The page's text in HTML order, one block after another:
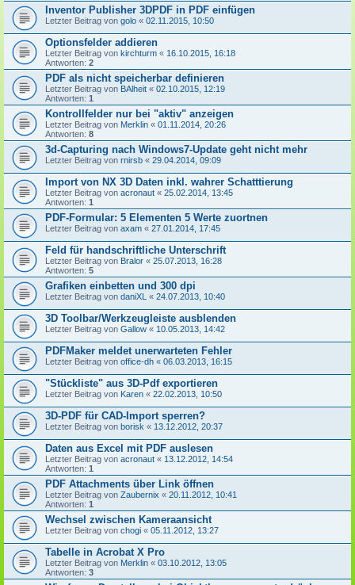
Inventor Publisher 3DPDF in PDF einfügen
Letzter Beitrag von golo « 02.11.2015, 10:50
Optionsfelder addieren
Letzter Beitrag von kirchturm « 16.10.2015, 16:18
Antworten: 2
PDF als nicht speicherbar definieren
Letzter Beitrag von BAlheit « 02.10.2015, 12:19
Antworten: 1
Kontrollfelder nur bei "aktiv" anzeigen
Letzter Beitrag von Merklin « 01.11.2014, 20:26
Antworten: 8
3d-Capturing nach Windows7-Update geht nicht mehr
Letzter Beitrag von rnirsb « 29.04.2014, 09:09
Import von NX 3D Daten inkl. wahrer Schatttierung
Letzter Beitrag von acronaut « 25.02.2014, 13:45
Antworten: 1
PDF-Formular: 5 Elementen 5 Werte zuortnen
Letzter Beitrag von axam « 27.01.2014, 17:45
Feld für handschriftliche Unterschrift
Letzter Beitrag von Bralor « 25.07.2013, 16:28
Antworten: 5
Grafiken einbetten und 300 dpi
Letzter Beitrag von daniXL « 24.07.2013, 10:40
3D Toolbar/Werkzeugleiste ausblenden
Letzter Beitrag von Gallow « 10.05.2013, 14:42
PDFMaker meldet unerwarteten Fehler
Letzter Beitrag von office-dh « 06.03.2013, 16:15
"Stückliste" aus 3D-Pdf exportieren
Letzter Beitrag von Karen « 22.02.2013, 10:50
3D-PDF für CAD-Import sperren?
Letzter Beitrag von borisk « 13.12.2012, 20:37
Daten aus Excel mit PDF auslesen
Letzter Beitrag von acronaut « 13.12.2012, 14:54
Antworten: 1
PDF Attachments über Link öffnen
Letzter Beitrag von Zaubernix « 20.11.2012, 10:41
Antworten: 1
Wechsel zwischen Kameraansicht
Letzter Beitrag von chogi « 05.11.2012, 13:27
Tabelle in Acrobat X Pro
Letzter Beitrag von Merklin « 03.10.2012, 13:05
Antworten: 3